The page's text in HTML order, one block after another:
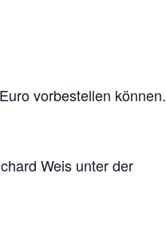
vorbestellen können.
Weis unter der